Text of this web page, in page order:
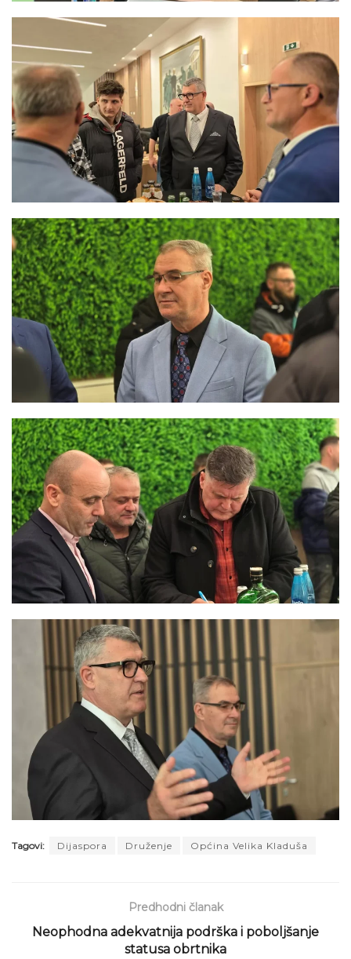
Tagovi: Dijaspora Druženje Općina Velika Kladuša
Predhodni članak
Neophodna adekvatnija podrška i poboljšanje
statusa obrtnika